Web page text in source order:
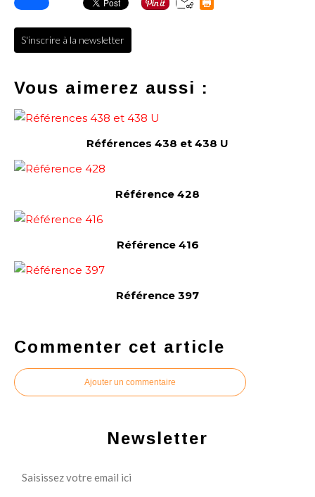
S'inscrire à la newsletter
Vous aimerez aussi :
Références 438 et 438 U
Référence 428
Référence 416
Référence 397
Commenter cet article
Ajouter un commentaire
Newsletter